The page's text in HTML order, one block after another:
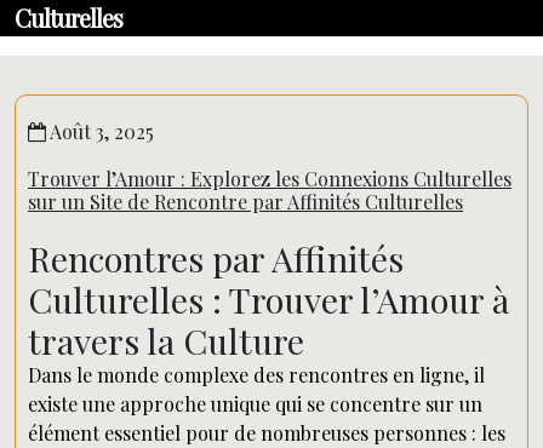
Culturelles
Août 3, 2025
Trouver l’Amour : Explorez les Connexions Culturelles
sur un Site de Rencontre par Affinités Culturelles
Rencontres par Affinités
Culturelles : Trouver l’Amour à
travers la Culture
Dans le monde complexe des rencontres en ligne, il
existe une approche unique qui se concentre sur un
élément essentiel pour de nombreuses personnes : les